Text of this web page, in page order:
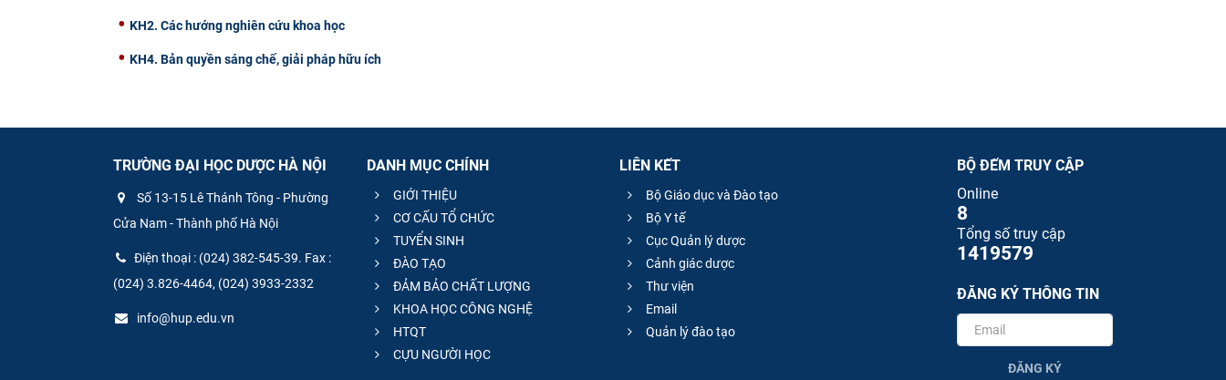
KH2. Các hướng nghiên cứu khoa học
KH4. Bản quyền sáng chế, giải pháp hữu ích
TRƯỜNG ĐẠI HỌC DƯỢC HÀ NỘI
Số 13-15 Lê Thánh Tông - Phường
Cửa Nam - Thành phố Hà Nội
Điện thoại : (024) 382-545-39. Fax :
(024) 3.826-4464, (024) 3933-2332
info@hup.edu.vn
DANH MỤC CHÍNH
GIỚI THIỆU
CƠ CẤU TỔ CHỨC
TUYỂN SINH
ĐÀO TẠO
ĐẢM BẢO CHẤT LƯỢNG
KHOA HỌC CÔNG NGHỆ
HTQT
CỰU NGƯỜI HỌC
LIÊN KẾT
Bộ Giáo dục và Đào tạo
Bộ Y tế
Cục Quản lý dược
Cảnh giác dược
Thư viện
Email
Quản lý đào tạo
BỘ ĐẾM TRUY CẬP
Online
8
Tổng số truy cập
1419579
ĐĂNG KÝ THÔNG TIN
ĐĂNG KÝ